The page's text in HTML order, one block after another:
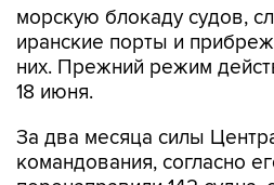
них. Прежний режим
18 июня.
За два месяца силы
перенаправили 142 судна,
блокаду, вывели из строя